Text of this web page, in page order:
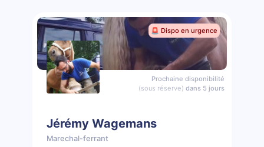
🚨 Dispo en urgence
Prochaine disponibilité
(sous réserve) dans 5 jours
Jérémy Wagemans
Marechal-ferrant